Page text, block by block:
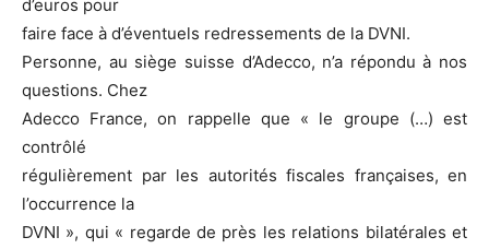
d’euros pour
faire face à d’éventuels redressements de la DVNI.
Personne, au siège suisse d’Adecco, n’a répondu à nos
questions. Chez
Adecco France, on rappelle que « le groupe (…) est
contrôlé
régulièrement par les autorités fiscales françaises, en
l’occurrence la
DVNI », qui « regarde de près les relations bilatérales et